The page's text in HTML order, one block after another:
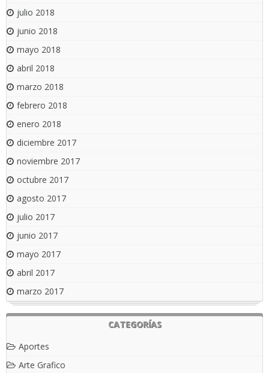
julio 2018
junio 2018
mayo 2018
abril 2018
marzo 2018
febrero 2018
enero 2018
diciembre 2017
noviembre 2017
octubre 2017
agosto 2017
julio 2017
junio 2017
mayo 2017
abril 2017
marzo 2017
CATEGORÍAS
Aportes
Arte Grafico